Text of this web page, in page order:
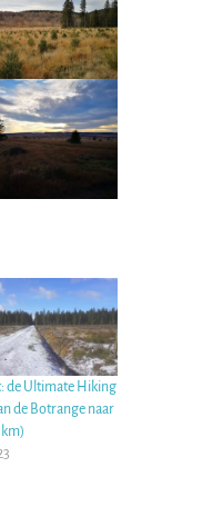
de Ultimate Hiking
de Botrange naar
km)